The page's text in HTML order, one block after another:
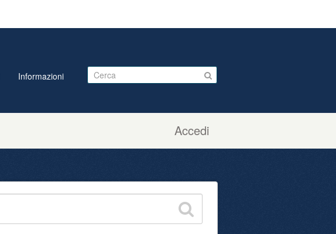
Accedi
Informazioni